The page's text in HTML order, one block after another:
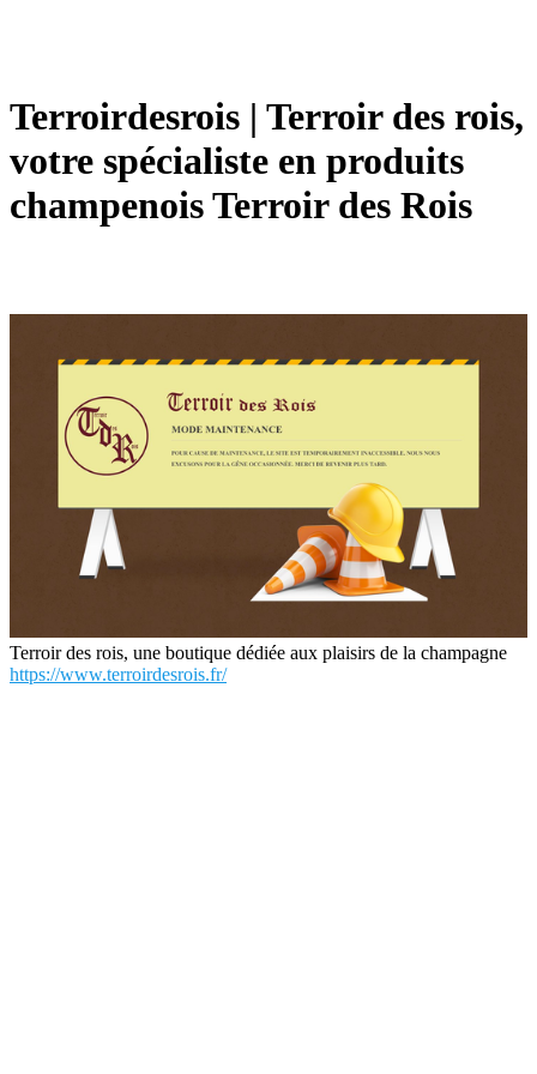
Ter­roirdes­rois | Terroir des rois,
votre spécialiste en produits
champenois Terroir des Rois
Terroir des rois, une boutique dédiée aux plaisirs de la champagne
https://www.terroirdesrois.fr/